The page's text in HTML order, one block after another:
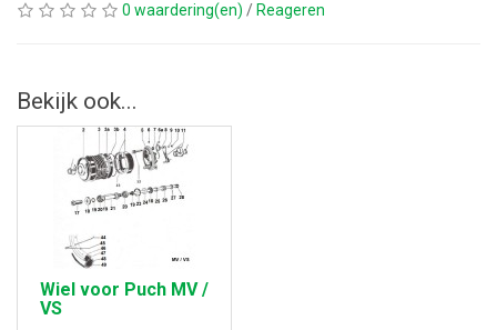
0 waardering(en) / Reageren
Bekijk ook...
Wiel voor Puch MV /
VS